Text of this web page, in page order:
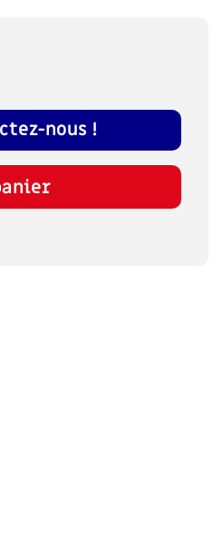
nous !